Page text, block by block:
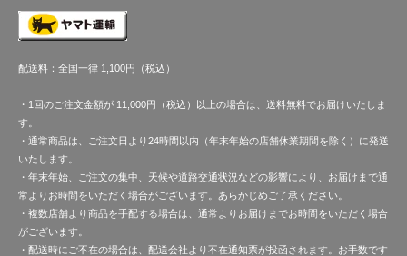
配送料：全国一律 1,100円（税込）
・1回のご注文金額が 11,000円（税込）以上の場合は、送料無料でお届けいたしま
す。
・通常商品は、ご注文日より24時間以内（年末年始の店舗休業期間を除く）に発送
いたします。
・年末年始、ご注文の集中、天候や道路交通状況などの影響により、お届けまで通
常よりお時間をいただく場合がございます。あらかじめご了承ください。
・複数店舗より商品を手配する場合は、通常よりお届けまでお時間をいただく場合
がございます。
・配送時にご不在の場合は、配送会社より不在通知票が投函されます。お手数です